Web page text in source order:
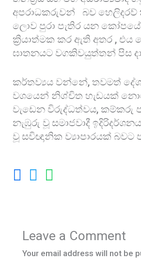
අපරාධකරුවන් බව හෙලිදරව්
ලොව පුරා පැතිර යන කෝපයේ
ක්‍රියාත්මක කර ඇති අතර , එය
ඝාතනයට වගකිවයුත්තන් පිස
කර්තව්‍යය වන්නේ, තවමත්
වශයෙන් නිශ්චිත හැඩයක්
වැඩෙන විරුද්ධත්වය, කම්කරු
නැඹුරු වූ සමාජවාදී
වූ සවිඥානික ව්‍යාපාරයක් බවට
Leave a Comment
Your email address will not be